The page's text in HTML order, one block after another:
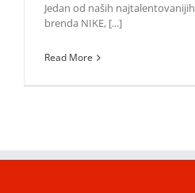
Jedan od naših
brenda NIKE, [...]
Read More